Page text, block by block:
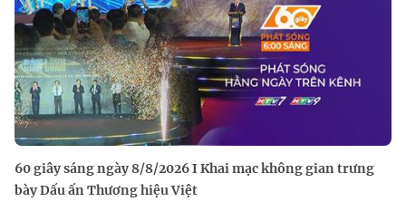
60 giây sáng ngày 8/8/2026 I Khai mạc không gian trưng
bày Dấu ấn Thương hiệu Việt